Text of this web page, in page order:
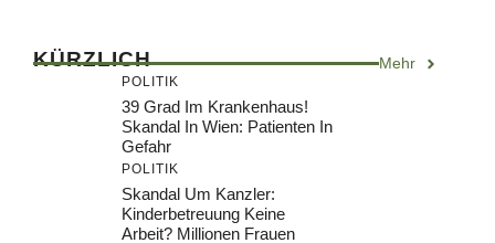
KÜRZLICH Mehr
POLITIK
39 Grad Im Krankenhaus!
Skandal In Wien: Patienten In
Gefahr
POLITIK
Skandal Um Kanzler:
Kinderbetreuung Keine
Arbeit? Millionen Frauen